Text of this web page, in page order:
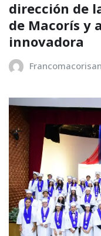
dirección de
de Macorís y
innovadora